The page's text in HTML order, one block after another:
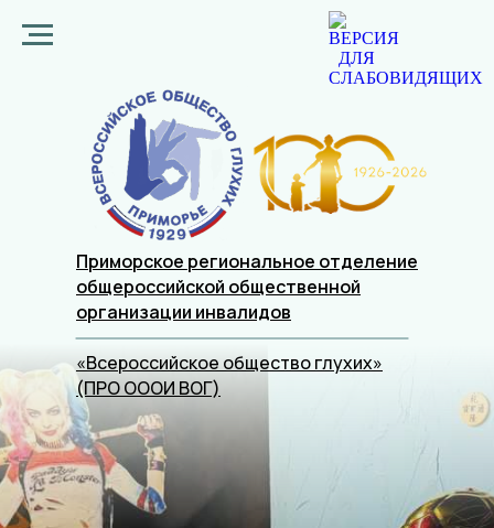
Приморское региональное отделение
общероссийской общественной
организации инвалидов
«Всероссийское общество глухих»
(ПРО ОООИ ВОГ)